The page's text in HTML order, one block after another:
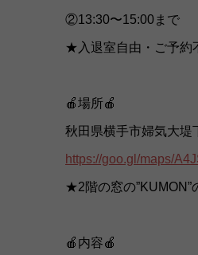
②13:30〜15:00まで
★入退室自由・ご予約
🍎場所🍎
秋田県横手市婦気大堤
https://goo.gl/maps/
★2階の窓の
🍎内容🍎